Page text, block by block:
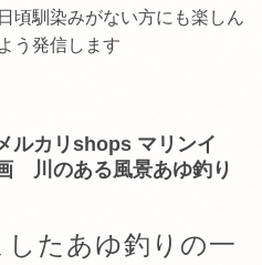
頃馴染みがない方にも楽しん
う発信します
ルカリshops マリンイ
川のある風景あゆ釣り
たあゆ釣りの一